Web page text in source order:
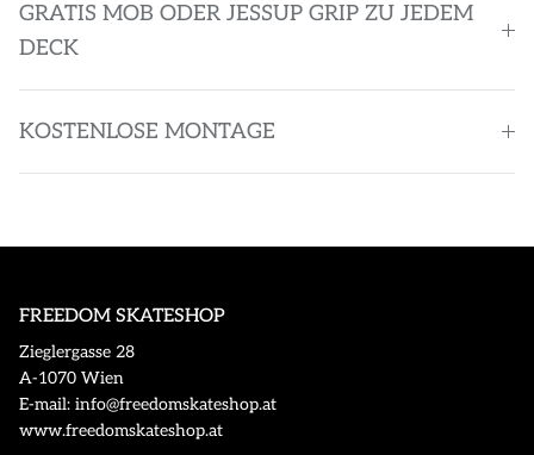
GRATIS MOB ODER JESSUP GRIP ZU JEDEM
DECK
KOSTENLOSE MONTAGE
FREEDOM SKATESHOP
Zieglergasse 28
A-1070 Wien
E-mail: info@freedomskateshop.at
www.freedomskateshop.at